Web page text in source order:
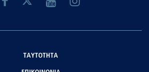
ΤΑΥΤΟΤΗΤΑ